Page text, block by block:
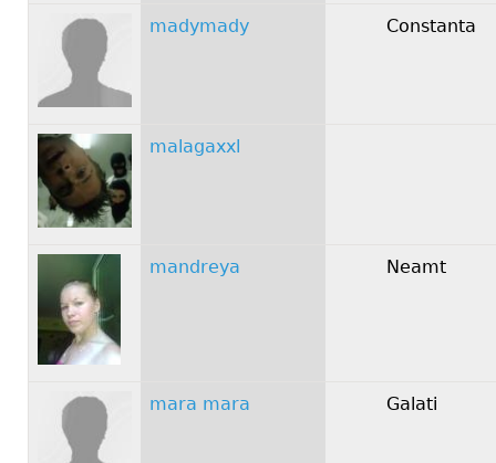
madymady Constanta
malagaxxl
mandreya Neamt
mara mara Galati